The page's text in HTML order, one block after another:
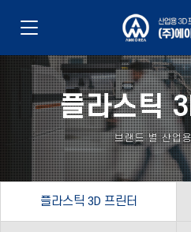
플라스틱
브랜드 별 산업
플라스틱 3D 프린터